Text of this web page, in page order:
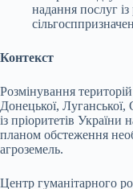
надання послуг
Контекст
Розмінування
Донецької, Луганської,
із пріоритетів України
планом обстеження
агроземель.
Центр гуманітарного